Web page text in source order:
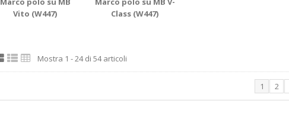
Vito (W447)
Class (W447)
Mostra 1 - 24 di 54 articoli
1 2